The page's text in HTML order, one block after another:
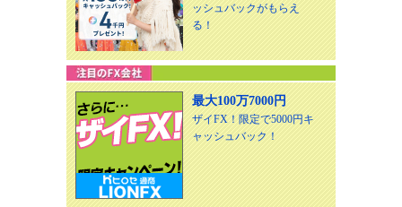
ッシュバックがもらえ
る！
最大100万7000円
ザイFX！限定で5000円キ
ャッシュバック！